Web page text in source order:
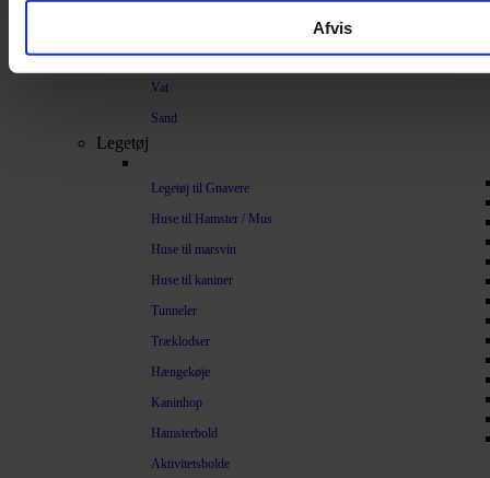
Afvis
Træpiller
Vat
Sand
Legetøj
Legetøj til Gnavere
Huse til Hamster / Mus
Huse til marsvin
Huse til kaniner
Tunneler
Træklodser
Hængekøje
Kaninhop
Hamsterbold
Aktivitetsbolde